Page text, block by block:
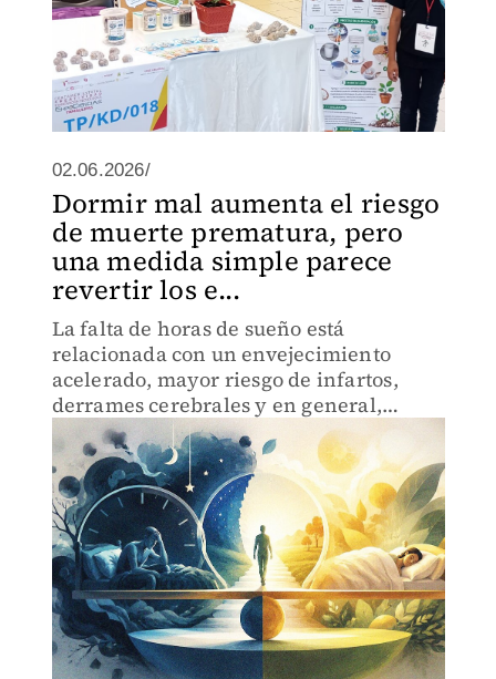
02.06.2026/
Dormir mal aumenta el riesgo
de muerte prematura, pero
una medida simple parece
revertir los e...
La falta de horas de sueño está
relacionada con un envejecimiento
acelerado, mayor riesgo de infartos,
derrames cerebrales y en general,
muerte prematura.